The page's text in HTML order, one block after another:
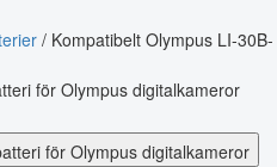
/ Kompatibelt Olympus LI-30B-